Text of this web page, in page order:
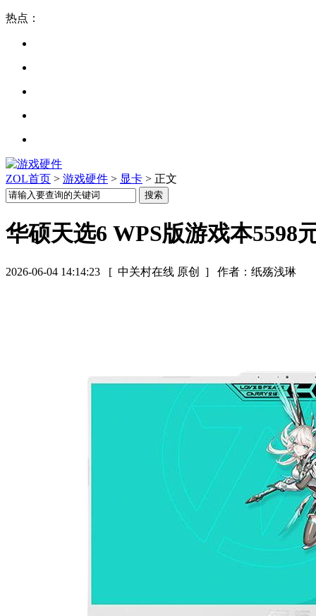
热点：
ZOL首页 > 游戏硬件 > 显卡 > 正文
华硕天选6 WPS版游戏本5598
2026-06-04 14:14:23 [ 中关村在线 原创 ] 作者：纸殇浅琳